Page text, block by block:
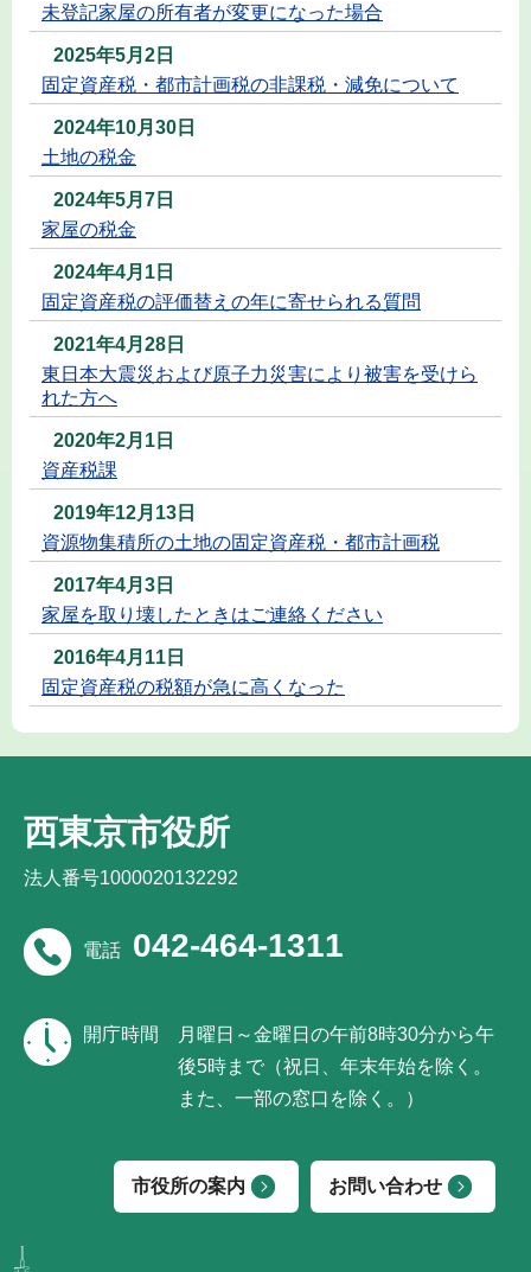
未登記家屋の所有者が変更になった場合
2025年5月2日
固定資産税・都市計画税の非課税・減免について
2024年10月30日
土地の税金
2024年5月7日
家屋の税金
2024年4月1日
固定資産税の評価替えの年に寄せられる質問
2021年4月28日
東日本大震災および原子力災害により被害を受けら
れた方へ
2020年2月1日
資産税課
2019年12月13日
資源物集積所の土地の固定資産税・都市計画税
2017年4月3日
家屋を取り壊したときはご連絡ください
2016年4月11日
固定資産税の税額が急に高くなった
西東京市役所
法人番号1000020132292
電話 042-464-1311
開庁時間
月曜日～金曜日の午前8時30分から午
後5時まで（祝日、年末年始を除く。
また、一部の窓口を除く。）
市役所の案内 お問い合わせ